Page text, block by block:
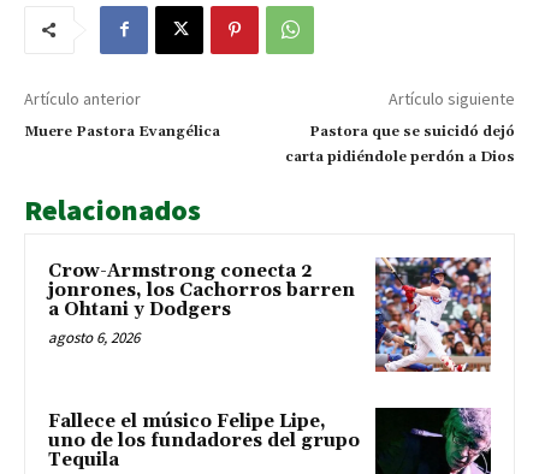
Artículo anterior
Muere Pastora Evangélica
Artículo siguiente
Pastora que se suicidó dejó
carta pidiéndole perdón a Dios
Relacionados
Crow-Armstrong conecta 2
jonrones, los Cachorros barren
a Ohtani y Dodgers
agosto 6, 2026
Fallece el músico Felipe Lipe,
uno de los fundadores del grupo
Tequila